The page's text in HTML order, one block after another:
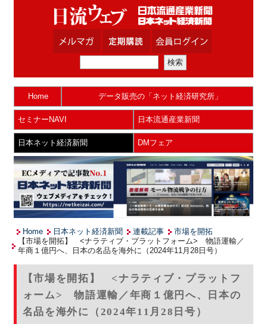
Home データ販売の「ネット経済研究所」
セミナーNAVI 日本流通産業新聞
日本ネット経済新聞 DMフェア
Home 日本ネット経済新聞 連載記事
市場を開拓
【市場を開拓】 <ナラティブ・プラットフォーム> 物語運輸／
年商１億円へ、日本の名品を海外に（2024年11月28日号）
【市場を開拓】 <ナラティブ・プラットフ
ォーム> 物語運輸／年商１億円へ、日本の
名品を海外に（2024年11月28日号）